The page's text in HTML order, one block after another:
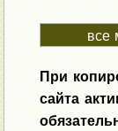
все
При
сайта